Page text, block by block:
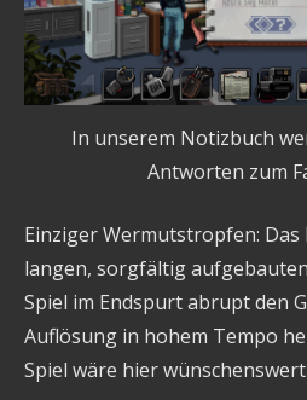
In unserem Notizbuch
Antworten zum
Einziger Wermutstropfen: Das
langen, sorgfältig
Spiel im Endspurt abrupt den
Auflösung in hohem Tempo
Spiel wäre hier